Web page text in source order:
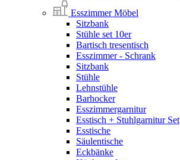
Esszimmer Möbel
Sitzbank
Stühle set 10er
Bartisch tresentisch
Esszimmer - Schrank
Sitzbank
Stühle
Lehnstühle
Barhocker
Esszimmergarnitur
Esstisch + Stuhlgarnitur Set
Esstische
Säulentische
Eckbänke